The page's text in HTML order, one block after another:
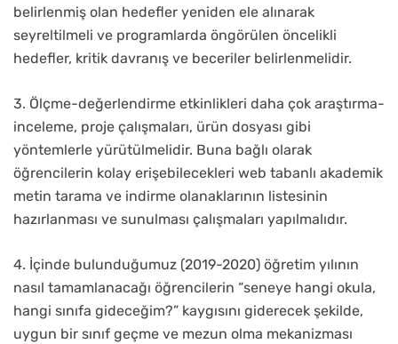
belirlenmiş olan hedefler yeniden ele alınarak
seyreltilmeli ve programlarda öngörülen öncelikli
hedefler, kritik davranış ve beceriler belirlenmelidir.
3. Ölçme-değerlendirme etkinlikleri daha çok araştırma-
inceleme, proje çalışmaları, ürün dosyası gibi
yöntemlerle yürütülmelidir. Buna bağlı olarak
öğrencilerin kolay erişebilecekleri web tabanlı akademik
metin tarama ve indirme olanaklarının listesinin
hazırlanması ve sunulması çalışmaları yapılmalıdır.
4. İçinde bulunduğumuz (2019-2020) öğretim yılının
nasıl tamamlanacağı öğrencilerin “seneye hangi okula,
hangi sınıfa gideceğim?” kaygısını giderecek şekilde,
uygun bir sınıf geçme ve mezun olma mekanizması